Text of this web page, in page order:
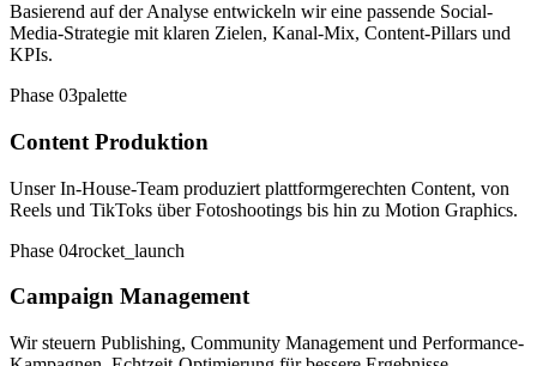
Basierend auf der Analyse entwickeln wir eine passende Social-
Media-Strategie mit klaren Zielen, Kanal-Mix, Content-Pillars und
KPIs.
Phase 03palette
Content Produktion
Unser In-House-Team produziert plattformgerechten Content, von
Reels und TikToks über Fotoshootings bis hin zu Motion Graphics.
Phase 04rocket_launch
Campaign Management
Wir steuern Publishing, Community Management und Performance-